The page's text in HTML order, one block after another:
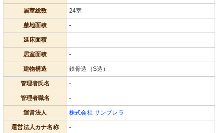
居室総数 24室
敷地面積 -
延床面積 -
居室面積 -
建物構造 鉄骨造（S造）
管理者氏名 -
管理者職名 -
運営法人 株式会社 サンブレラ
運営法人カナ名称 -